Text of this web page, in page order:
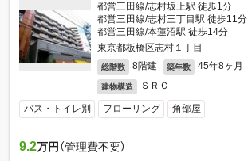
都営三田線/志村坂上駅 徒歩1分
都営三田線/志村三丁目駅 徒歩11分
都営三田線/本蓮沼駅 徒歩14分
東京都板橋区志村１丁目
総階数 8階建 築年数 45年8ヶ月
建物構造 ＳＲＣ
バス・トイレ別 フローリング 角部屋
9.2万円 （管理費不要）